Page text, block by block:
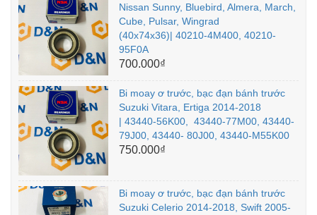
Nissan Sunny, Bluebird, Almera, March,
Cube, Pulsar, Wingrad
(40x74x36)| 40210-4M400, 40210-
95F0A
700.000₫
Bi moay ơ trước, bạc đạn bánh trước
Suzuki Vitara, Ertiga 2014-2018
| 43440-56K00, 43440-77M00, 43440-
79J00, 43440- 80J00, 43440-M55K00
750.000₫
Bi moay ơ trước, bạc đạn bánh trước
Suzuki Celerio 2014-2018, Swift 2005-